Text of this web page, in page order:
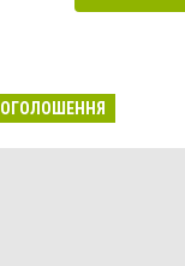
ОГОЛОШЕННЯ